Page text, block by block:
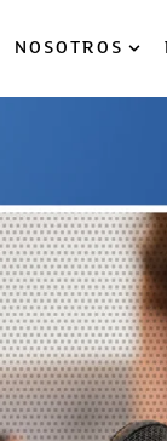
NOSOTROS